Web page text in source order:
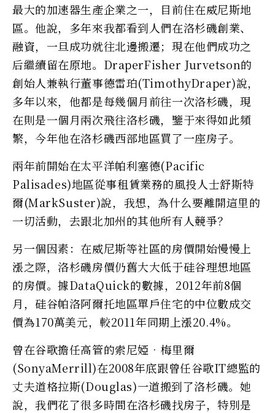
最大的加速器生產企業之一，目前住在威尼斯地
區。他說，多年來我都看到人們在洛杉磯創業、
融資，一旦成功就往北邊搬遷；現在他們成功之
后繼續留在原地。DraperFisher Jurvetson的
創始人兼執行董事德雷珀(TimothyDraper)說，
多年以來，他都是每幾個月前往一次洛杉磯，現
在則是一個月兩次飛往洛杉磯，鑒于來得如此頻
繁，今年他在洛杉磯西部地區買了一座房子。
兩年前開始在太平洋帕利塞德(Pacific
Palisades)地區從事租賃業務的風投人士舒斯特
爾(MarkSuster)說，我想，為什么要離開這里的
一切活動，去跟北加州的其他所有人競爭？
另一個因素：在威尼斯等社區的房價開始慢慢上
漲之際，洛杉磯房價仍舊大大低于硅谷理想地區
的房價。據DataQuick的數據，2012年前8個
月，硅谷帕洛阿爾托地區單戶住宅的中位數成交
價為170萬美元，較2011年同期上漲20.4%。
曾在谷歌擔任高管的索尼婭•梅里爾
(SonyaMerrill)在2008年底跟曾任谷歌IT總監的
丈夫道格拉斯(Douglas)一道搬到了洛杉磯。她
說，我們花了很多時間在洛杉磯找房子，特別是